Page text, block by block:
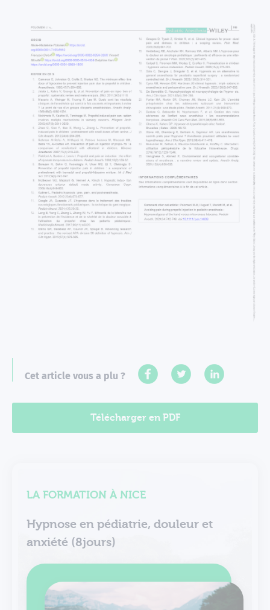
Cet article vous a plu ?
Télécharger en PDF
LA FORMATION À NICE
Hypnose en pédiatrie, douleur et
anxiété (8jours)